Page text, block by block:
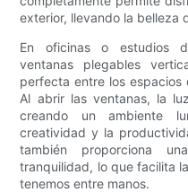
exterior, llevando la belleza
En oficinas o estudios
ventanas plegables
perfecta entre los espacios
Al abrir las ventanas, la
creando un ambiente
creatividad y la
también proporciona
tranquilidad, lo que facilita
tenemos entre manos.